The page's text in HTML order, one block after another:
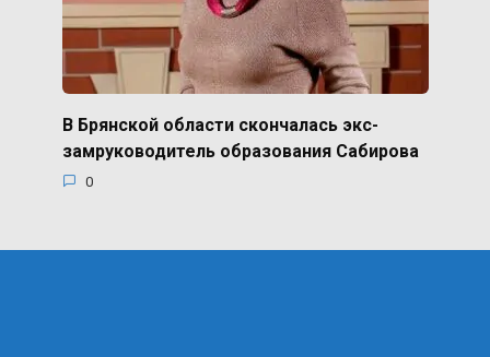
В Брянской области скончалась экс-
замруководитель образования Сабирова
0